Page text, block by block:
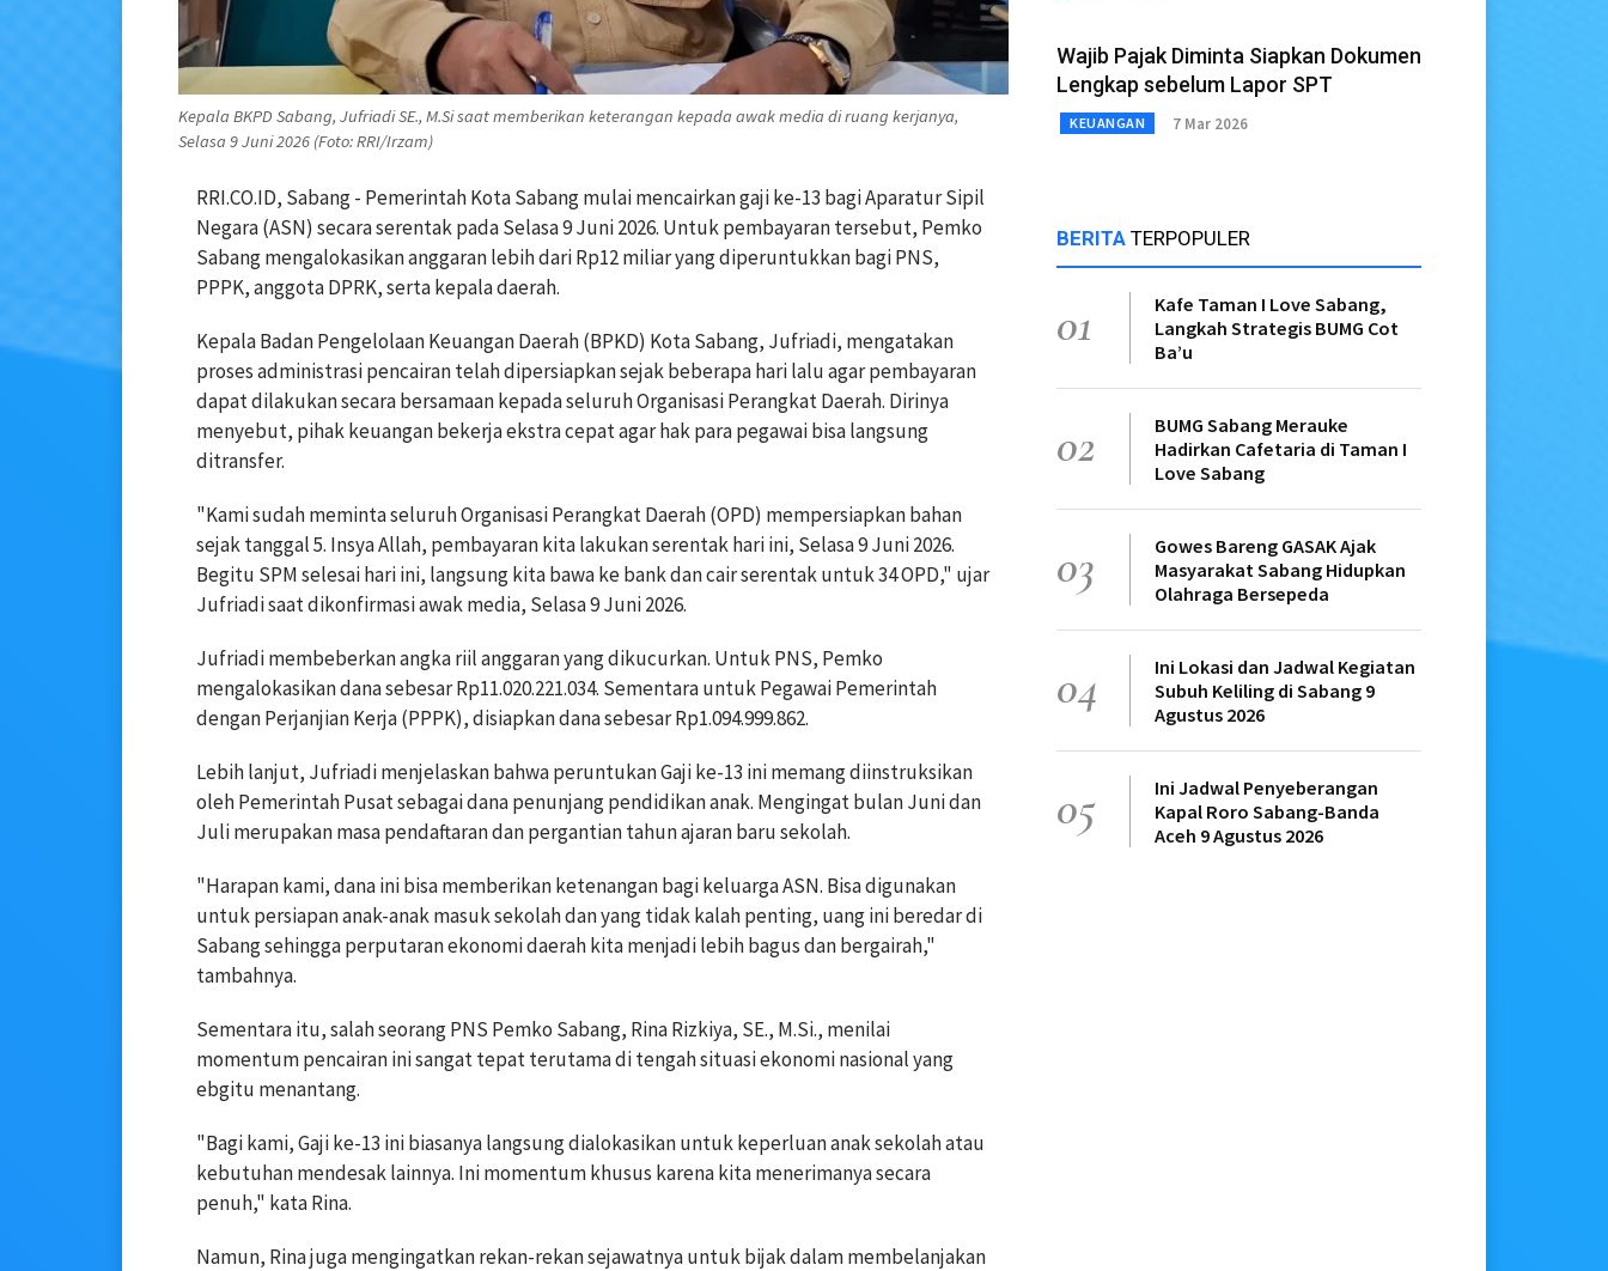
Kepala BKPD Sabang, Jufriadi SE., M.Si saat memberikan keterangan kepada awak media di ruang kerjanya,
Selasa 9 Juni 2026 (Foto: RRI/Irzam)
RRI.CO.ID, Sabang - Pemerintah Kota Sabang mulai mencairkan gaji ke-13 bagi Aparatur Sipil
Negara (ASN) secara serentak pada Selasa 9 Juni 2026. Untuk pembayaran tersebut, Pemko
Sabang mengalokasikan anggaran lebih dari Rp12 miliar yang diperuntukkan bagi PNS,
PPPK, anggota DPRK, serta kepala daerah.
Kepala Badan Pengelolaan Keuangan Daerah (BPKD) Kota Sabang, Jufriadi, mengatakan
proses administrasi pencairan telah dipersiapkan sejak beberapa hari lalu agar pembayaran
dapat dilakukan secara bersamaan kepada seluruh Organisasi Perangkat Daerah. Dirinya
menyebut, pihak keuangan bekerja ekstra cepat agar hak para pegawai bisa langsung
ditransfer.
"Kami sudah meminta seluruh Organisasi Perangkat Daerah (OPD) mempersiapkan bahan
sejak tanggal 5. Insya Allah, pembayaran kita lakukan serentak hari ini, Selasa 9 Juni 2026.
Begitu SPM selesai hari ini, langsung kita bawa ke bank dan cair serentak untuk 34 OPD," ujar
Jufriadi saat dikonfirmasi awak media, Selasa 9 Juni 2026.
Jufriadi membeberkan angka riil anggaran yang dikucurkan. Untuk PNS, Pemko
mengalokasikan dana sebesar Rp11.020.221.034. Sementara untuk Pegawai Pemerintah
dengan Perjanjian Kerja (PPPK), disiapkan dana sebesar Rp1.094.999.862.
Lebih lanjut, Jufriadi menjelaskan bahwa peruntukan Gaji ke-13 ini memang diinstruksikan
oleh Pemerintah Pusat sebagai dana penunjang pendidikan anak. Mengingat bulan Juni dan
Juli merupakan masa pendaftaran dan pergantian tahun ajaran baru sekolah.
"Harapan kami, dana ini bisa memberikan ketenangan bagi keluarga ASN. Bisa digunakan
untuk persiapan anak-anak masuk sekolah dan yang tidak kalah penting, uang ini beredar di
Sabang sehingga perputaran ekonomi daerah kita menjadi lebih bagus dan bergairah,"
tambahnya.
Sementara itu, salah seorang PNS Pemko Sabang, Rina Rizkiya, SE., M.Si., menilai
momentum pencairan ini sangat tepat terutama di tengah situasi ekonomi nasional yang
ebgitu menantang.
"Bagi kami, Gaji ke-13 ini biasanya langsung dialokasikan untuk keperluan anak sekolah atau
kebutuhan mendesak lainnya. Ini momentum khusus karena kita menerimanya secara
penuh," kata Rina.
Namun, Rina juga mengingatkan rekan-rekan sejawatnya untuk bijak dalam membelanjakan
Wajib Pajak Diminta Siapkan Dokumen
Lengkap sebelum Lapor SPT
KEUANGAN 7 Mar 2026
BERITA TERPOPULER
01
Kafe Taman I Love Sabang,
Langkah Strategis BUMG Cot
Ba’u
02
BUMG Sabang Merauke
Hadirkan Cafetaria di Taman I
Love Sabang
03
Gowes Bareng GASAK Ajak
Masyarakat Sabang Hidupkan
Olahraga Bersepeda
04
Ini Lokasi dan Jadwal Kegiatan
Subuh Keliling di Sabang 9
Agustus 2026
05
Ini Jadwal Penyeberangan
Kapal Roro Sabang-Banda
Aceh 9 Agustus 2026